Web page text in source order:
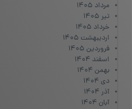
مرداد ۱۴۰۵
تیر ۱۴۰۵
خرداد ۱۴۰۵
اردیبهشت ۱۴۰۵
فروردین ۱۴۰۵
اسفند ۱۴۰۴
بهمن ۱۴۰۴
دی ۱۴۰۴
آذر ۱۴۰۴
آبان ۱۴۰۴